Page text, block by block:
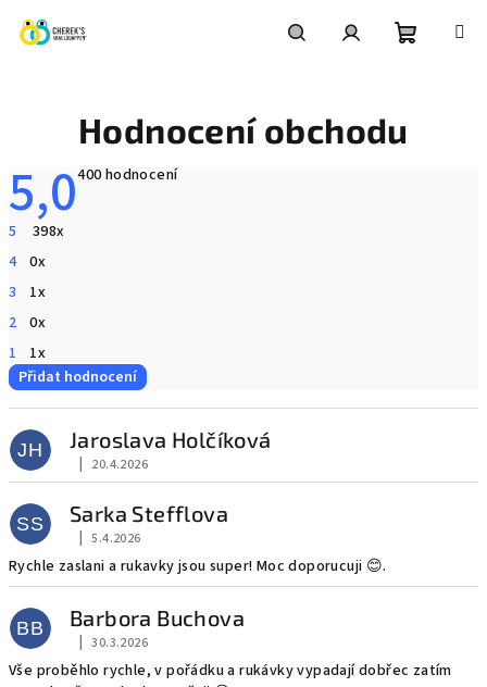
košík
Hodnocení obchodu
5,0Průměrné
400 hodnocení
5
398x
4 0x
3
1x
2
0x
1
1x
Přidat hodnocení
V
ý
p
s
h
o
d
n
o
JH Jaroslava Holčíková
Hodnocení obchodu je 5 z 5 hvězdiček.
20.4.2026
SS Sarka Stefflova
Hodnocení obchodu je 5 z 5 hvězdiček.
5.4.2026
Rychle zaslani a rukavky jsou super! Moc doporucuji 😊.
BB Barbora Buchova
Hodnocení obchodu je 5 z 5 hvězdiček.
30.3.2026
Vše proběhlo rychle, v pořádku a rukávky vypadají dobřec zatím